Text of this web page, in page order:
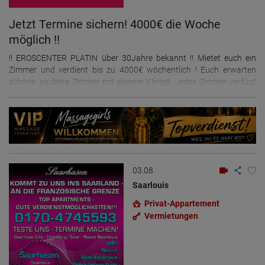
Jetzt Termine sichern! 4000€ die Woche
möglich !!
!! EROSCENTER PLATIN über 30Jahre bekannt !! Mietet euch ein
Zimmer und verdient bis zu 4000€ wöchentlich ! Euch erwarten
schöne, saubere Zimmer mit eigener Klingel. Jedes Zimmer verfügt
Safe. Es steht eine große Gemeinschaftsküche, ein Fitnessraum zur
Verfügung. Ein Auto (MIni) kann bei Bedarf genutzt werden Für alle
Annehmlichkeiten unser Damen im Haus ist gesorgt ! Ihr bestimmst
euren Tagesablauf und eure Serviceleistungen selbst. Wir freuen
uns auf Dich?! Gerne empfangen wir auch Anfängerinnen,
Transsexuelle und Ausländerinnen mit notwendigen und gültigen
Papieren. Kontaktiere uns auch per WhatsApp 0174-8503871
03.08.
Saarlouis
Privat-Appartement
Vermietungen